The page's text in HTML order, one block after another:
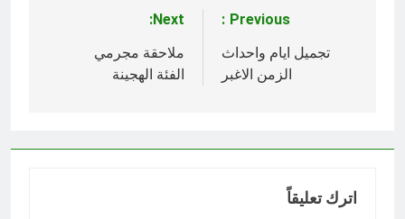
المقالات
Previous:
تجميل ايام واحداث
الزمن الاغبر
Next:
ملاحقة مجرمي
الفئة الهجينة
اترك تعليقاً